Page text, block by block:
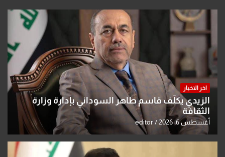
اخر الاخبار
الزيدي يكلّف قاسم طاهر السوداني بإدارة وزارة
الثقافة
أغسطس 6, 2026 editor